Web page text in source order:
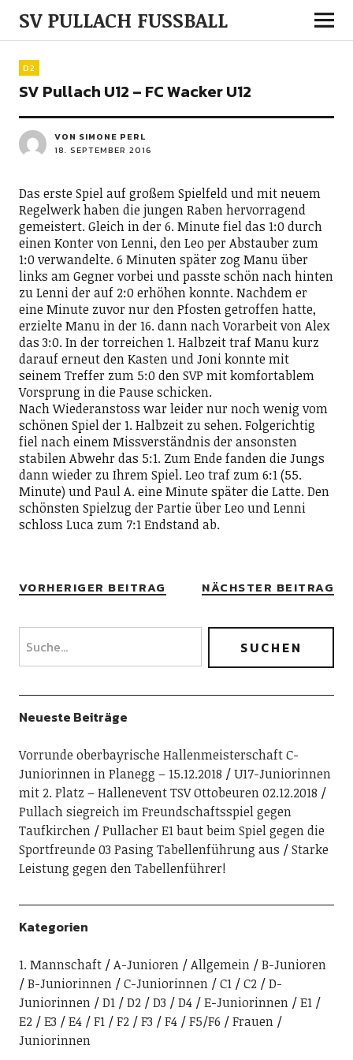
SV PULLACH FUSSBALL
D2
SV Pullach U12 – FC Wacker U12
VON SIMONE PERL
18. SEPTEMBER 2016
Das erste Spiel auf großem Spielfeld und mit neuem
Regelwerk haben die jungen Raben hervorragend
gemeistert. Gleich in der 6. Minute fiel das 1:0 durch
einen Konter von Lenni, den Leo per Abstauber zum
1:0 verwandelte. 6 Minuten später zog Manu über
links am Gegner vorbei und passte schön nach hinten
zu Lenni der auf 2:0 erhöhen konnte. Nachdem er
eine Minute zuvor nur den Pfosten getroffen hatte,
erzielte Manu in der 16. dann nach Vorarbeit von Alex
das 3:0. In der torreichen 1. Halbzeit traf Manu kurz
darauf erneut den Kasten und Joni konnte mit
seinem Treffer zum 5:0 den SVP mit komfortablem
Vorsprung in die Pause schicken.
Nach Wiederanstoss war leider nur noch wenig vom
schönen Spiel der 1. Halbzeit zu sehen. Folgerichtig
fiel nach einem Missverständnis der ansonsten
stabilen Abwehr das 5:1. Zum Ende fanden die Jungs
dann wieder zu Ihrem Spiel. Leo traf zum 6:1 (55.
Minute) und Paul A. eine Minute später die Latte. Den
schönsten Spielzug der Partie über Leo und Lenni
schloss Luca zum 7:1 Endstand ab.
VORHERIGER BEITRAG NÄCHSTER BEITRAG
Neueste Beiträge
Vorrunde oberbayrische Hallenmeisterschaft C-
Juniorinnen in Planegg – 15.12.2018
U17-Juniorinnen
mit 2. Platz – Hallenevent TSV Ottobeuren 02.12.2018
Pullach siegreich im Freundschaftsspiel gegen
Taufkirchen
Pullacher E1 baut beim Spiel gegen die
Sportfreunde 03 Pasing Tabellenführung aus
Starke
Leistung gegen den Tabellenführer!
Kategorien
1. Mannschaft A-Junioren Allgemein
B-Junioren
B-Juniorinnen
C-Juniorinnen C1 C2
D-
Juniorinnen
D1 D2 D3 D4 E-Juniorinnen
E1
E2
E3 E4 F1 F2 F3 F4 F5/F6
Frauen
Juniorinnen